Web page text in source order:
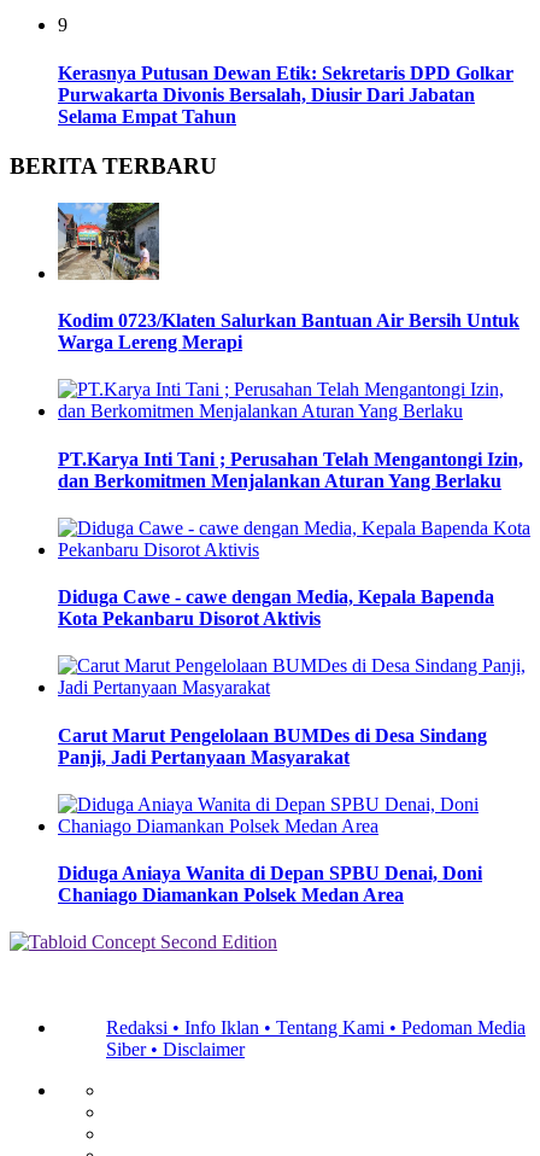
9
Kerasnya Putusan Dewan Etik: Sekretaris DPD Golkar
Purwakarta Divonis Bersalah, Diusir Dari Jabatan
Selama Empat Tahun
BERITA TERBARU
Kodim 0723/Klaten Salurkan Bantuan Air Bersih Untuk
Warga Lereng Merapi
PT.Karya Inti Tani ; Perusahan Telah Mengantongi Izin,
dan Berkomitmen Menjalankan Aturan Yang Berlaku
Diduga Cawe - cawe dengan Media, Kepala Bapenda
Kota Pekanbaru Disorot Aktivis
Carut Marut Pengelolaan BUMDes di Desa Sindang
Panji, Jadi Pertanyaan Masyarakat
Diduga Aniaya Wanita di Depan SPBU Denai, Doni
Chaniago Diamankan Polsek Medan Area
Redaksi • Info Iklan • Tentang Kami • Pedoman Media
Siber • Disclaimer